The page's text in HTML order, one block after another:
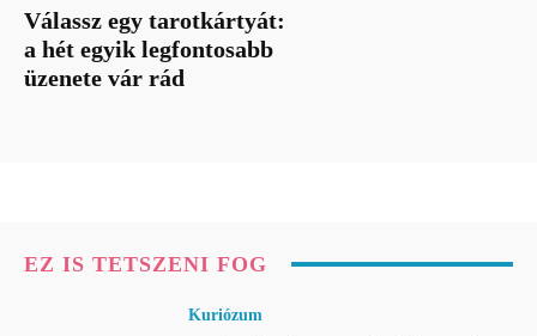
Válassz egy tarotkártyát:
a hét egyik legfontosabb
üzenete vár rád
EZ IS TETSZENI FOG
Kuriózum